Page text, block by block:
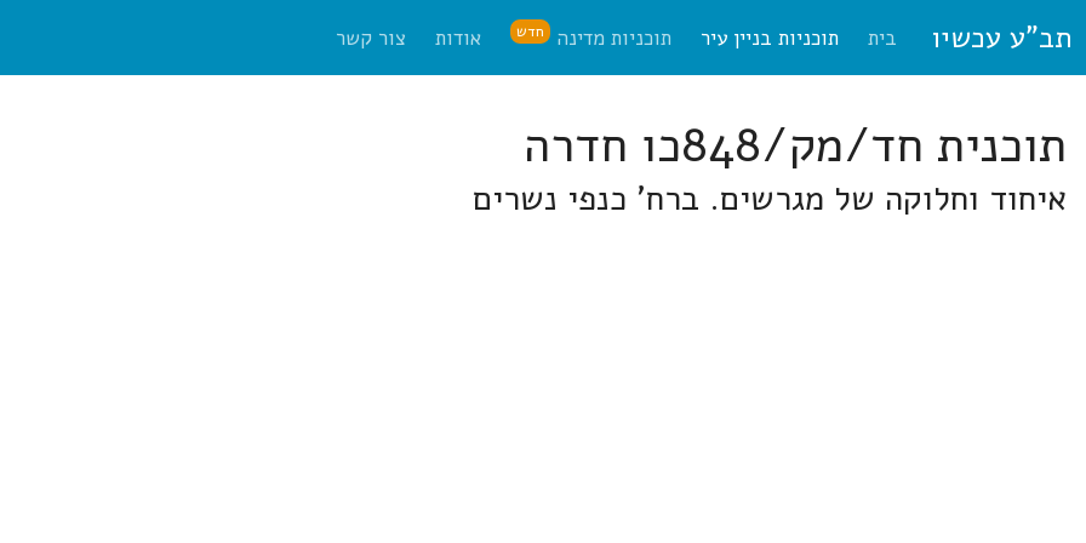
תב"ע עכשיו בית תוכניות בניין עיר תוכניות מדינה חדש אודות צור קשר
תוכנית חד/מק/848כו חדרה
איחוד וחלוקה של מגרשים. ברח' כנפי נשרים